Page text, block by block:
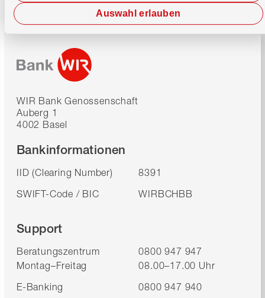
Auswahl erlauben
WIR Bank Genossenschaft
Auberg 1
4002 Basel
Bankinformationen
IID (Clearing Number)
8391
SWIFT-Code / BIC
WIRBCHBB
Support
Beratungszentrum
0800 947 947
Montag–Freitag
08.00–17.00 Uhr
E-Banking
0800 947 940